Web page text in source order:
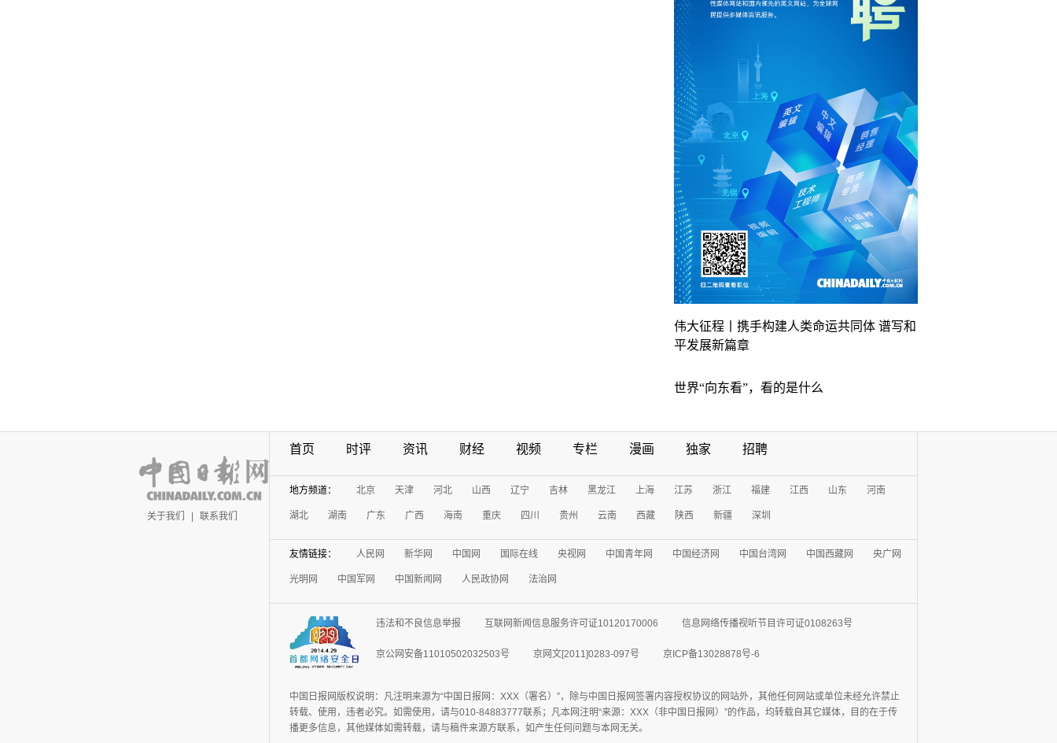
伟大征程丨携手构建人类命运共同体 谱写和
平发展新篇章
世界“向东看”，看的是什么
关于我们 联系我们
首页 时评 资讯 财经 视频 专栏 漫画 独家 招聘
地方频道： 北京 天津 河北 山西 辽宁 吉林 黑龙江 上海 江苏 浙江 福建 江西 山东 河南
湖北 湖南 广东 广西 海南 重庆 四川 贵州 云南 西藏 陕西 新疆 深圳
友情链接： 人民网 新华网 中国网 国际在线 央视网 中国青年网 中国经济网 中国台湾网 中国西藏网 央广网
光明网 中国军网 中国新闻网 人民政协网 法治网
违法和不良信息举报 互联网新闻信息服务许可证10120170006 信息网络传播视听节目许可证0108263号
京公网安备11010502032503号 京网文[2011]0283-097号 京ICP备13028878号-6
中国日报网版权说明：凡注明来源为“中国日报网：XXX（署名）”，除与中国日报网签署内容授权协议的网站外，其他任何网站或单位未经允许禁止
转载、使用，违者必究。如需使用，请与010-84883777联系；凡本网注明“来源：XXX（非中国日报网）”的作品，均转载自其它媒体，目的在于传
播更多信息，其他媒体如需转载，请与稿件来源方联系，如产生任何问题与本网无关。